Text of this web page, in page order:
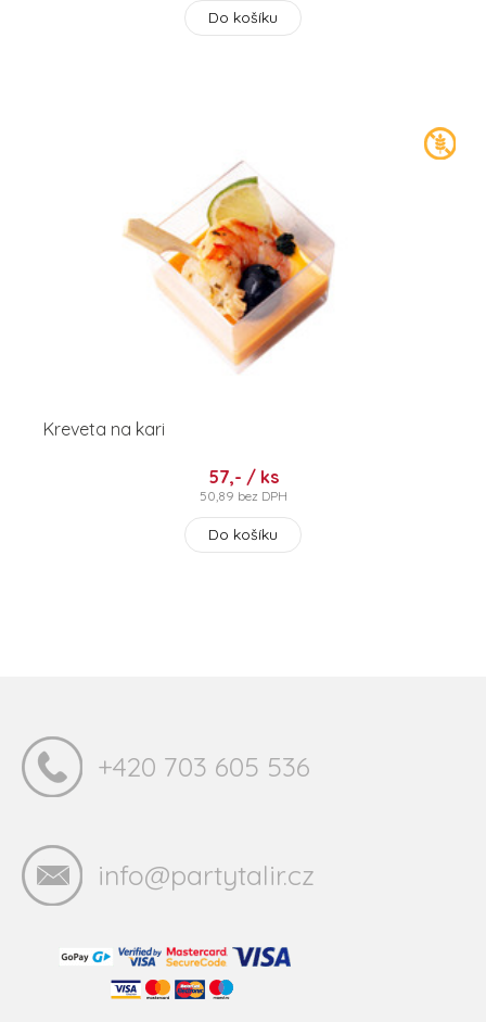
Do košíku
Kreveta na kari
57,- / ks
50,89 bez DPH
Do košíku
+420 703 605 536
info@partytalir.cz